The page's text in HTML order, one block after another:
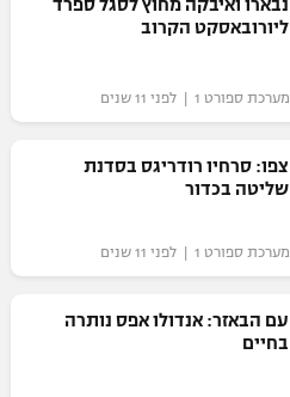
נבארו ואיבקה מחוץ לסגל ספרד
ליורובאסקט הקרוב
מערכת ספורט 1 | לפני 11 שנים
צפו: סרחיו רודריגס בסדנת
שליטה בכדור
מערכת ספורט 1 | לפני 11 שנים
עם הבאזר: אנדולו אפס נותרה
בחיים